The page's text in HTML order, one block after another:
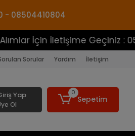
- 08504410804
İletişime Geçiniz :
Sorular Yardım İletişim
Yap
Ol
0
Sepetim